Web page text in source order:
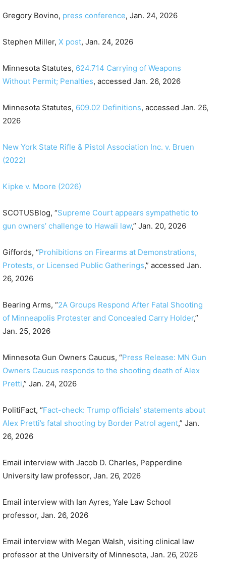
Gregory Bovino, press conference, Jan. 24, 2026
Stephen Miller, X post, Jan. 24, 2026
Minnesota Statutes, 624.714 Carrying of Weapons
Without Permit; Penalties, accessed Jan. 26, 2026
Minnesota Statutes, 609.02 Definitions, accessed Jan. 26,
2026
New York State Rifle & Pistol Association Inc. v. Bruen
(2022)
Kipke v. Moore (2026)
SCOTUSBlog, “Supreme Court appears sympathetic to
gun owners’ challenge to Hawaii law,” Jan. 20, 2026
Giffords, “Prohibitions on Firearms at Demonstrations,
Protests, or Licensed Public Gatherings,” accessed Jan.
26, 2026
Bearing Arms, “2A Groups Respond After Fatal Shooting
of Minneapolis Protester and Concealed Carry Holder,”
Jan. 25, 2026
Minnesota Gun Owners Caucus, “Press Release: MN Gun
Owners Caucus responds to the shooting death of Alex
Pretti,” Jan. 24, 2026
PolitiFact, “Fact-check: Trump officials’ statements about
Alex Pretti’s fatal shooting by Border Patrol agent,” Jan.
26, 2026
Email interview with Jacob D. Charles, Pepperdine
University law professor, Jan. 26, 2026
Email interview with Ian Ayres, Yale Law School
professor, Jan. 26, 2026
Email interview with Megan Walsh, visiting clinical law
professor at the University of Minnesota, Jan. 26, 2026